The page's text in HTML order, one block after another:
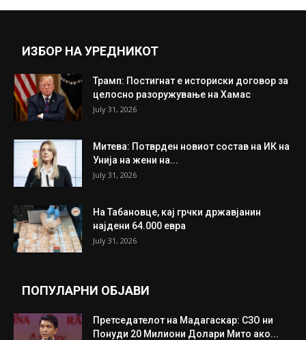
ИЗБОР НА УРЕДНИКОТ
Трамп: Постигнат е историски договор за
целосно разоружување на Хамас
July 31, 2026
Митева: Потврден новиот состав на ИК на
Унија на жени на...
July 31, 2026
На Табановце, кај грчки државјанин
најдени 64.000 евра
July 31, 2026
ПОПУЛАРНИ ОБЈАВИ
Претседателот на Мадагаскар: СЗО ни
Понуди 20 Милиони Долари Мито ако...